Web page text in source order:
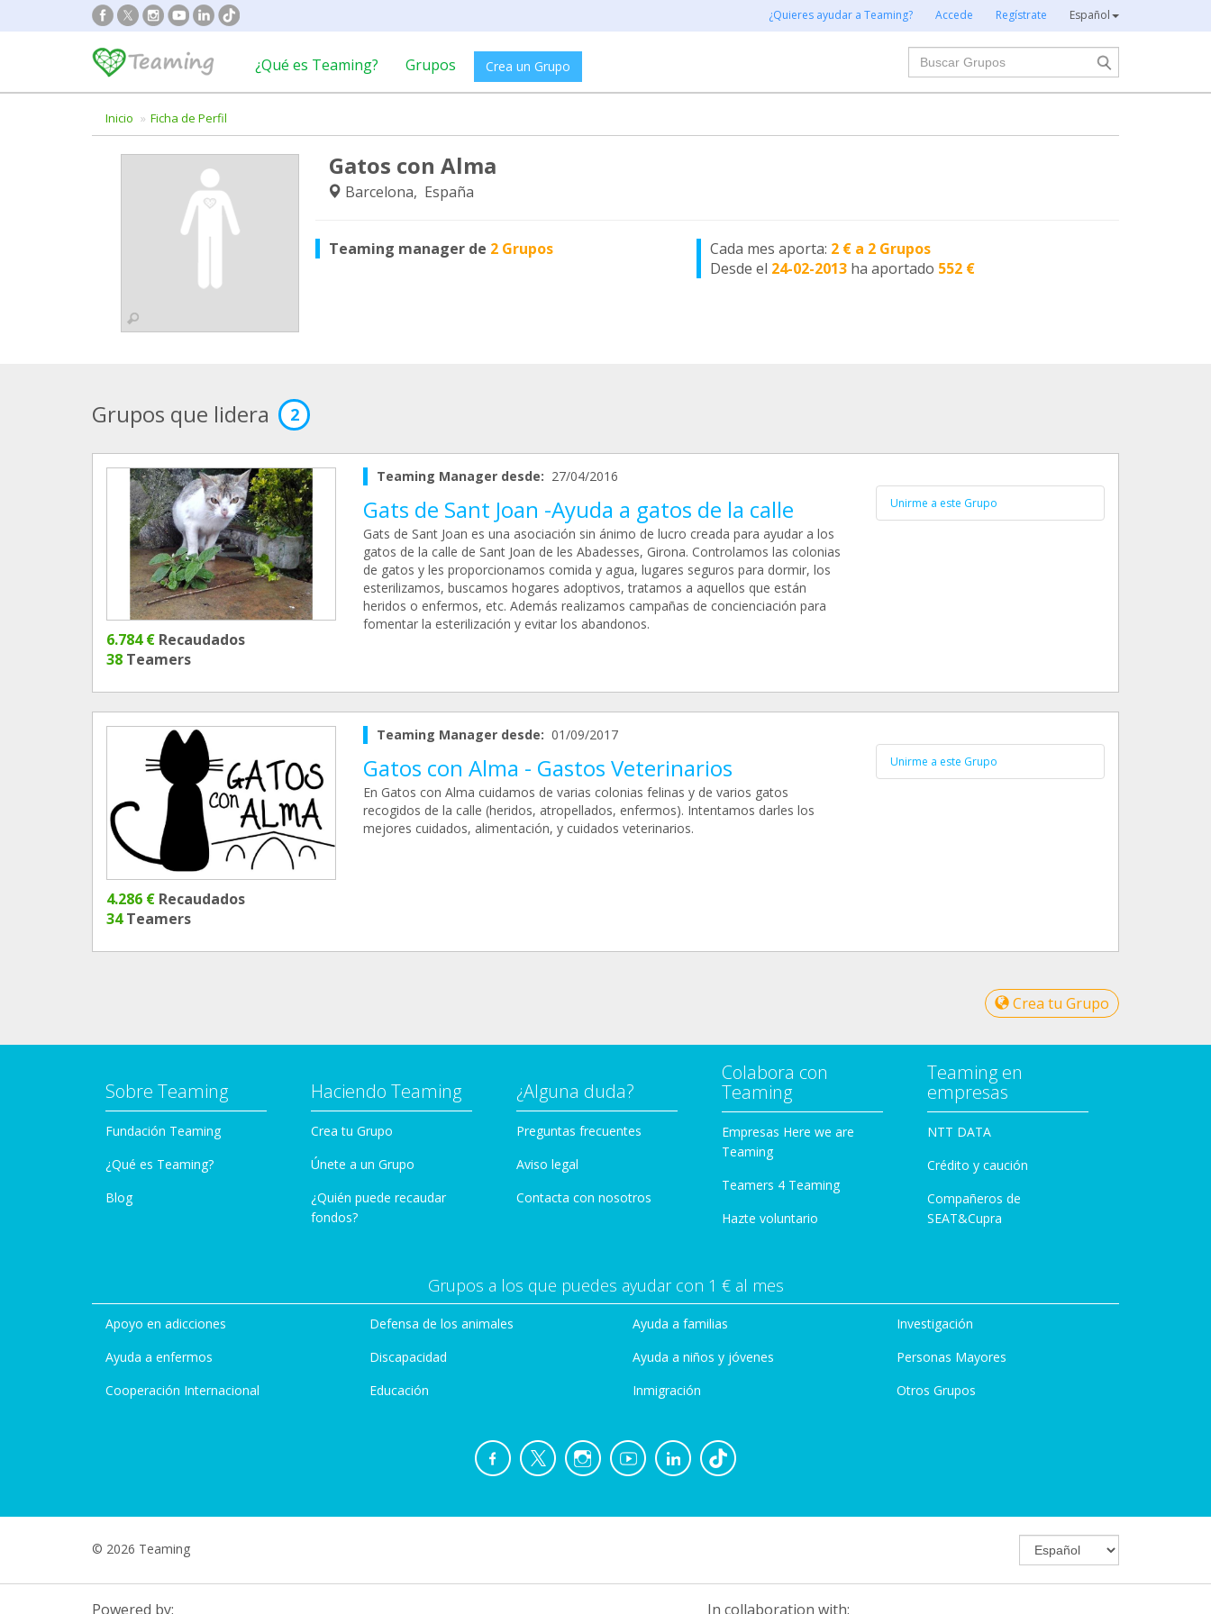
¿Quieres ayudar a Teaming? Accede Regístrate Español
¿Qué es Teaming? Grupos Crea un Grupo
Buscar
Inicio Ficha de Perfil
Gatos con Alma
Barcelona, España
Teaming manager de 2 Grupos Cada mes aporta: 2 € a 2 Grupos
Desde el 24-02-2013 ha aportado 552 €
Grupos que lidera 2
6.784 € Recaudados
38 Teamers
Teaming Manager desde: 27/04/2016
Gats de Sant Joan -Ayuda a gatos de la calle
Gats de Sant Joan es una asociación sin ánimo de lucro creada para ayudar a los
gatos de la calle de Sant Joan de les Abadesses, Girona. Controlamos las colonias
de gatos y les proporcionamos comida y agua, lugares seguros para dormir, los
esterilizamos, buscamos hogares adoptivos, tratamos a aquellos que están
heridos o enfermos, etc. Además realizamos campañas de concienciación para
fomentar la esterilización y evitar los abandonos.
Unirme a este Grupo
4.286 € Recaudados
34Teamers
Teaming Manager desde: 01/09/2017
Gatos con Alma - Gastos Veterinarios
En Gatos con Alma cuidamos de varias colonias felinas y de varios gatos
recogidos de la calle (heridos, atropellados, enfermos). Intentamos darles los
mejores cuidados, alimentación, y cuidados veterinarios.
Unirme a este Grupo
Crea tu Grupo
Sobre Teaming
Fundación Teaming
¿Qué es Teaming?
Blog
Haciendo Teaming
Crea tu Grupo
Únete a un Grupo
¿Quién puede recaudar
fondos?
¿Alguna duda?
Preguntas frecuentes
Aviso legal
Contacta con nosotros
Colabora con
Teaming
Empresas Here we are
Teaming
Teamers 4 Teaming
Hazte voluntario
Teaming en
empresas
NTT DATA
Crédito y caución
Compañeros de
SEAT&Cupra
Grupos a los que puedes ayudar con 1 € al mes
Apoyo en adicciones
Ayuda a enfermos
Cooperación Internacional
Defensa de los animales
Discapacidad
Educación
Ayuda a familias
Ayuda a niños y jóvenes
Inmigración
Investigación
Personas Mayores
Otros Grupos
© 2026 Teaming
Powered by: In collaboration with: